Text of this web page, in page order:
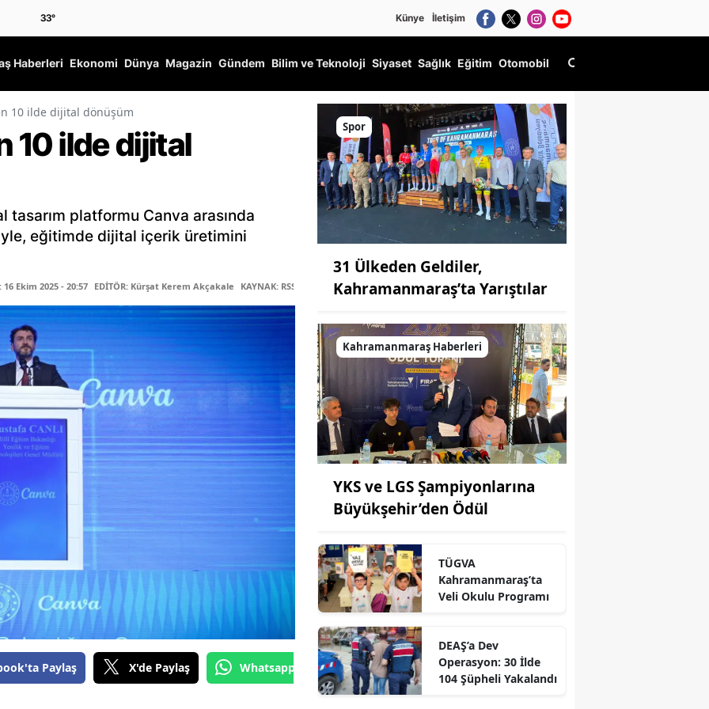
33° Künye İletişim
Haberleri Ekonomi Dünya Magazin Gündem Bilim ve Teknoloji Siyaset Sağlık Eğitim Otomobil
10 ilde dijital dönüşüm
10 ilde dijital
tasarım platformu Canva arasında
eğitimde dijital içerik üretimini
16 Ekim 2025 - 20:57 EDİTÖR: Kürşat Kerem Akçakale KAYNAK: RSS
Paylaş X'de Paylaş Whatsapp'tan Gönder
Spor
31 Ülkeden Geldiler,
Kahramanmaraş’ta Yarıştılar
Kahramanmaraş Haberleri
YKS ve LGS Şampiyonlarına
Büyükşehir’den Ödül
TÜGVA
Kahramanmaraş’ta
Veli Okulu Programı
DEAŞ’a Dev
Operasyon: 30 İlde
104 Şüpheli Yakalandı